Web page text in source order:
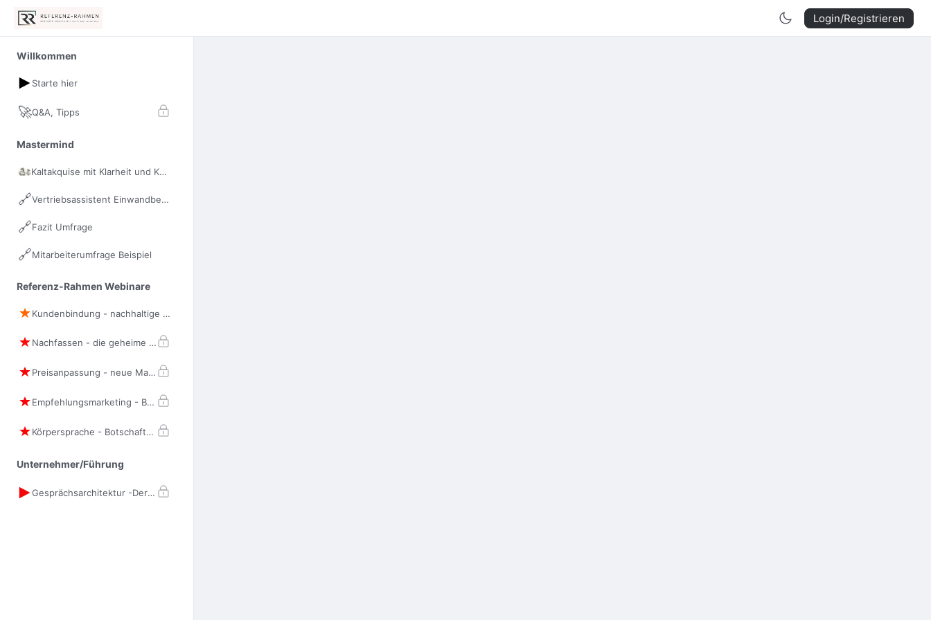
Login/Registrieren
Willkommen
Starte hier
🚀Q&A, Tipps
Mastermind
Kaltakquise mit Klarheit und Kraft
🔗 Vertriebsassistent Einwandbehandlung
🔗Fazit Umfrage
🔗Mitarbeiterumfrage Beispiel
Referenz-Rahmen Webinare
Kundenbindung - nachhaltige Loyalität
Nachfassen - die geheime Superkraft
Preisanpassung - neue Marktbedingungen
Empfehlungsmarketing - Botschafter gewinnen
Körpersprache - Botschaften ohne Worte
Unternehmer/Führung
Gesprächsarchitektur -Der Bauplan des exzellenten Verkaufsgesprächs